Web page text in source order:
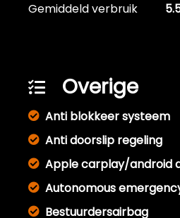
Gemiddeld verbruik
Overige
Anti blokkeer systeem
Anti doorslip regeling
Apple carplay/android
Autonomous
Bestuurdersairbag